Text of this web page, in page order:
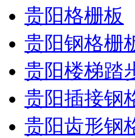
贵阳格栅板
贵阳钢格栅
贵阳楼梯踏
贵阳插接钢
贵阳齿形钢